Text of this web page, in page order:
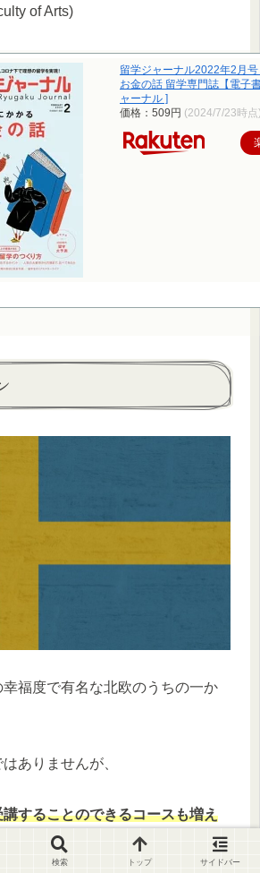
of Arts)
留学ジャーナル2022年2月
お金の話 留学専門誌【電子
ャーナル ]
価格：509円 (2024/7/23時点
福度で有名な北欧のうちの一か
ありませんが、
講することのできるコースも増え
。
検索 トップ サイドバー